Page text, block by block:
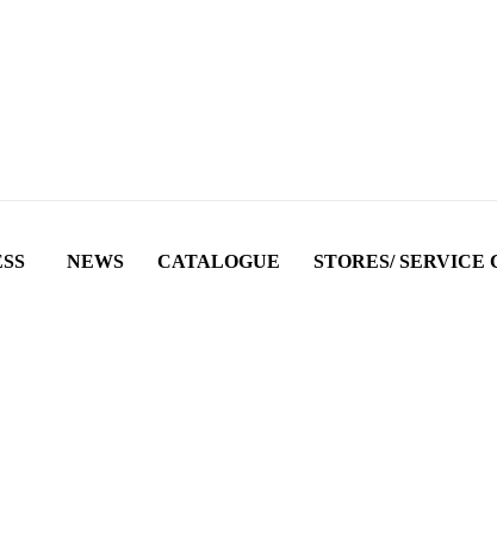
NEWS CATALOGUE STORES/ SERVICE